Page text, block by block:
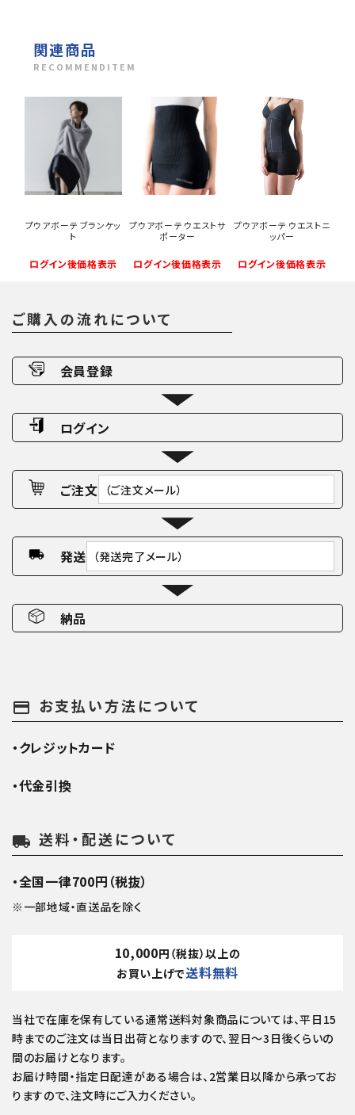
関連商品
RECOMMENDITEM
プウアボーテ ブランケッ
ト
ログイン後価格表示
プウアボーテ ウエストサ
ポーター
ログイン後価格表示
プウアボーテ ウエストニ
ッパー
ログイン後価格表示
ご購入の流れについて
会員登録
ログイン
ご注文 （ご注文メール）
発送 （発送完了メール）
納品
payment お支払い方法について
・クレジットカード
・代金引換
local_shipping 送料・配送について
・全国一律700円（税抜）
※一部地域・直送品を除く
10,000円（税抜）以上の
お買い上げで送料無料
当社で在庫を保有している通常送料対象商品については、平日15
時までのご注文は当日出荷となりますので、翌日～3日後くらいの
間のお届けとなります。
お届け時間・指定日配達がある場合は、2営業日以降から承ってお
りますので、注文時にご入力ください。